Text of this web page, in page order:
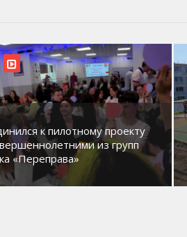
к пилотному проекту
из групп
«Переправа»